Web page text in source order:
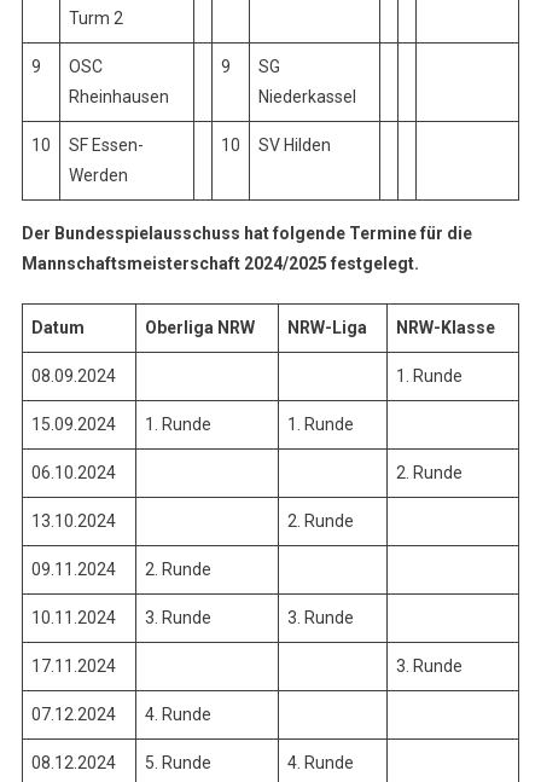
Turm 2
9
OSC
Rheinhausen
9
SG
Niederkassel
10
SF Essen-
Werden
10 SV Hilden
Der Bundesspielausschuss hat folgende Termine für die
Mannschaftsmeisterschaft 2024/2025 festgelegt.
Datum Oberliga NRW NRW-Liga NRW-Klasse
08.09.2024 1. Runde
15.09.2024 1. Runde 1. Runde
06.10.2024 2. Runde
13.10.2024 2. Runde
09.11.2024 2. Runde
10.11.2024 3. Runde 3. Runde
17.11.2024 3. Runde
07.12.2024 4. Runde
08.12.2024 5. Runde 4. Runde